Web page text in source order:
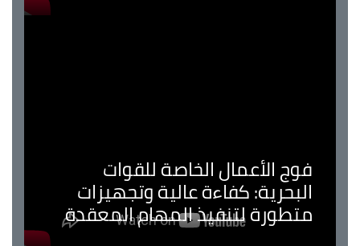
فوج الأعمال الخاصة للقوات
البحرية: كفاءة عالية وتجهيزات
متطورة لتنفيذ المهام المعقدة